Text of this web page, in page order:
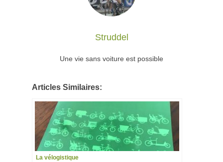
Struddel
Une vie sans voiture est possible
Articles Similaires:
La vélogistique